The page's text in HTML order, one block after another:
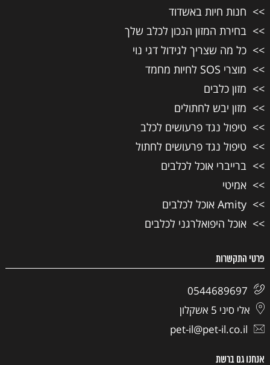
חנות חיות באשדוד
בחירת המזון הנכון לכלב שלך
כל מה שצריך לגידול דגי נוי
מוצרי SOS לחיות מחמד
מזון כלבים
מזון יבש לחתולים
טיפול נגד פרעושים לכלב
טיפול נגד פרעושים לחתול
ברייברי אוכל לכלבים
אמיטי
Amity אוכל לכלבים
אוכל היפואלרגני לכלבים
פרטי התקשרות
0544689697
אלי סיני 5 אשקלון
pet-il@pet-il.co.il
אנחנו גם ברשת